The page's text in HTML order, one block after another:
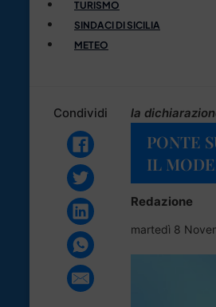
TURISMO
SINDACI DI SICILIA
METEO
Condividi la
PONTE
IL
Redazione
martedì 8